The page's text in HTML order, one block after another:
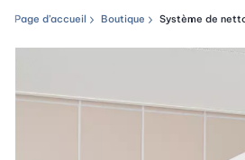
Chemin de
Page d’accueil Boutique Système de